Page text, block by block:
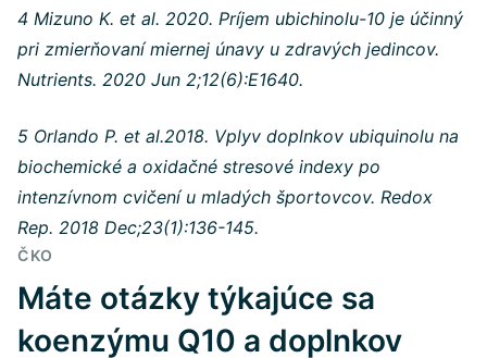
4 Mizuno K. et al. 2020. Príjem ubichinolu-10 je účinný
pri zmierňovaní miernej únavy u zdravých jedincov.
Nutrients. 2020 Jun 2;12(6):E1640.
5 Orlando P. et al.2018. Vplyv doplnkov ubiquinolu na
biochemické a oxidačné stresové indexy po
intenzívnom cvičení u mladých športovcov. Redox
Rep. 2018 Dec;23(1):136-145.
ČKO
Máte otázky týkajúce sa
koenzýmu Q10 a doplnkov